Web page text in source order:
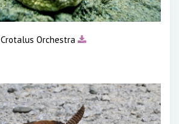
Crotalus Orchestra